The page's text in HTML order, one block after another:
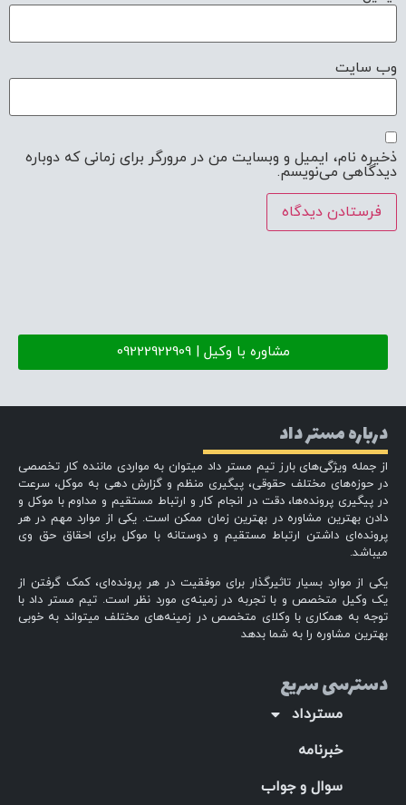
وب‌ سایت
ذخیره نام، ایمیل و وبسایت من در مرورگر برای زمانی که دوباره
دیدگاهی می‌نویسم.
مشاوره با وکیل | 09222922909
درباره مستر داد
از جمله ویژگی‌های بارز تیم مستر داد میتوان به مواردی ماننده کار تخصصی
در حوزه‌های مختلف حقوقی، پیگیری منظم و گزارش دهی به موکل، سرعت
در پیگیری پرونده‌ها، دقت در انجام کار و ارتباط مستقیم و مداوم با موکل و
دادن بهترین مشاوره در بهترین زمان ممکن است. یکی از موارد مهم در هر
پرونده‌ای داشتن ارتباط مستقیم و دوستانه با موکل برای احقاق حق وی
میباشد.
یکی از موارد بسیار تاثیرگذار برای موفقیت در هر پرونده‌ای، کمک گرفتن از
یک وکیل متخصص و با تجربه در زمینه‌ی مورد نظر است. تیم مستر داد با
توجه به همکاری با وکلای متخصص در زمینه‌های مختلف میتواند به خوبی
بهترین مشاوره را به شما بدهد
دسترسی سریع
مسترداد
خبرنامه
سوال و جواب